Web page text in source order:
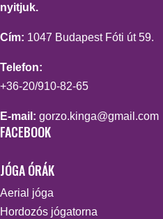
nyitjuk.
Cím: 1047 Budapest Fóti út 59.
Telefon:
+36-20/910-82-65
E-mail: gorzo.kinga@gmail.com
FACEBOOK
JÓGA ÓRÁK
Aerial jóga
Hordozós jógatorna